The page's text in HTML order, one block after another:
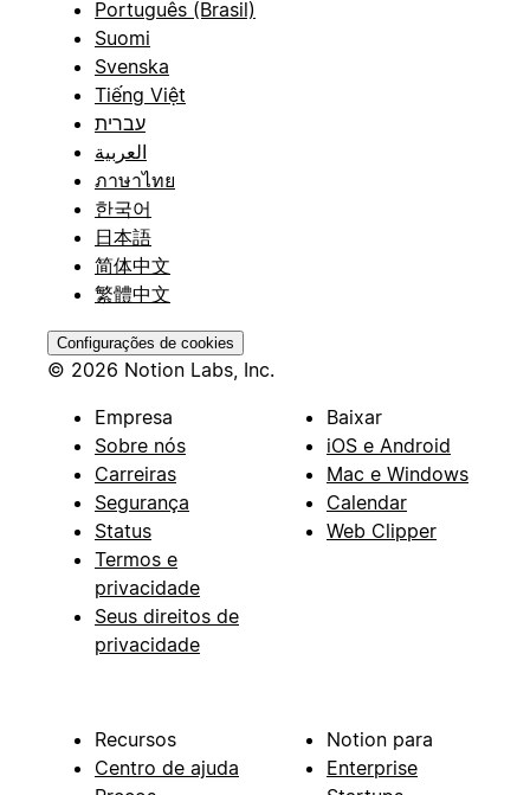
Português (Brasil)
Suomi
Svenska
Tiếng Việt
עברית
العربية
ภาษาไทย
한국어
日本語
简体中文
繁體中文
Configurações de cookies
© 2026 Notion Labs, Inc.
Empresa
Sobre nós
Carreiras
Segurança
Status
Termos e
privacidade
Seus direitos de
privacidade
Baixar
iOS e Android
Mac e Windows
Calendar
Web Clipper
Recursos
Centro de ajuda
Notion para
Enterprise